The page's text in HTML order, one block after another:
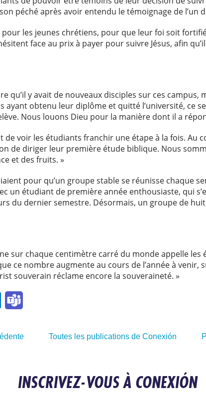
péché après avoir entendu le témoignage de l’un
les jeunes chrétiens, pour que leur foi soit
face au prix à payer pour suivre Jésus, afin
qu’il y avait de nouveaux disciples sur ces campus,
ayant obtenu leur diplôme et quitté l’université, ce
Nous louons Dieu pour la manière dont il a
de voir les étudiants franchir une étape à la fois. Au
de diriger leur première étude biblique. Nous
et des fruits. »
pour qu’un groupe stable se réunisse chaque
un étudiant de première année enthousiaste, qui
du dernier semestre. Désormais, un groupe de
sur chaque centimètre carré du monde appelle les
ce nombre augmente au cours de l’année à venir,
souverain réclame encore la souveraineté. »
LinkedIn
Toutes les publications de Conexión
INSCRIVEZ-VOUS À CONEXIÓN